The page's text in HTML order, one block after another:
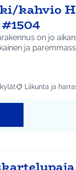
kahvio
on jo
ja
mukaan: Etelä-
Rajaa tulokset
Liikunta ja